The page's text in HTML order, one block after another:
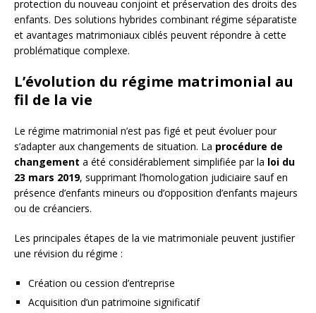
protection du nouveau conjoint et préservation des droits des
enfants. Des solutions hybrides combinant régime séparatiste
et avantages matrimoniaux ciblés peuvent répondre à cette
problématique complexe.
L’évolution du régime matrimonial au
fil de la vie
Le régime matrimonial n’est pas figé et peut évoluer pour
s’adapter aux changements de situation. La procédure de
changement a été considérablement simplifiée par la loi du
23 mars 2019, supprimant l’homologation judiciaire sauf en
présence d’enfants mineurs ou d’opposition d’enfants majeurs
ou de créanciers.
Les principales étapes de la vie matrimoniale peuvent justifier
une révision du régime :
Création ou cession d’entreprise
Acquisition d’un patrimoine significatif